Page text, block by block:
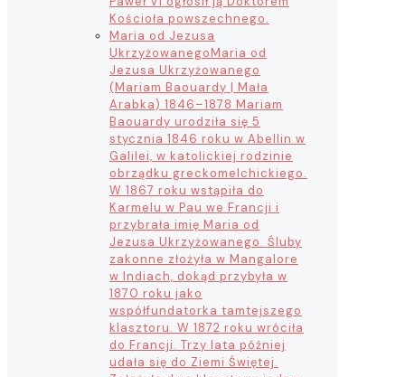
Kościoła powszechnego.
Maria od Jezusa
UkrzyżowanegoMaria od
Jezusa Ukrzyżowanego
(Mariam Baouardy | Mała
Arabka) 1846–1878 Mariam
Baouardy urodziła się 5
stycznia 1846 roku w Abellin w
Galilei, w katolickiej rodzinie
obrządku greckomelchickiego.
W 1867 roku wstąpiła do
Karmelu w Pau we Francji i
przybrała imię Maria od
Jezusa Ukrzyżowanego. Śluby
zakonne złożyła w Mangalore
w Indiach, dokąd przybyła w
1870 roku jako
współfundatorka tamtejszego
klasztoru. W 1872 roku wróciła
do Francji. Trzy lata później
udała się do Ziemi Świętej.